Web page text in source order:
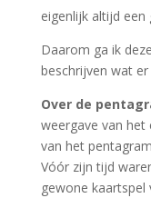
eigenlijk altijd
Daarom ga ik
beschrijven wat
Over de
weergave van
van het
Vóór zijn tijd
gewone